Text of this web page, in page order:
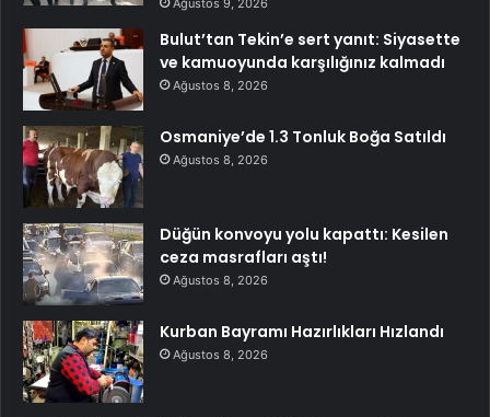
Ağustos 9, 2026
Bulut’tan Tekin’e sert yanıt: Siyasette
ve kamuoyunda karşılığınız kalmadı
Ağustos 8, 2026
Osmaniye’de 1.3 Tonluk Boğa Satıldı
Ağustos 8, 2026
Düğün konvoyu yolu kapattı: Kesilen
ceza masrafları aştı!
Ağustos 8, 2026
Kurban Bayramı Hazırlıkları Hızlandı
Ağustos 8, 2026